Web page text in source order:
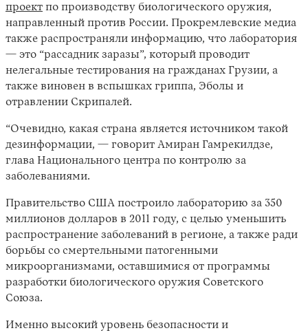
проект по производству биологического оружия,
направленный против России. Прокремлевские медиа
также распространяли информацию, что лаборатория
— это “рассадник заразы”, который проводит
нелегальные тестирования на гражданах Грузии, а
также виновен в вспышках гриппа, Эболы и
отравлении Скрипалей.
“Очевидно, какая страна является источником такой
дезинформации, — говорит Амиран Гамрекилдзе,
глава Национального центра по контролю за
заболеваниями.
Правительство США построило лабораторию за 350
миллионов долларов в 2011 году, с целью уменьшить
распространение заболеваний в регионе, а также ради
борьбы со смертельными патогенными
микроорганизмами, оставшимися от программы
разработки биологического оружия Советского
Союза.
Именно высокий уровень безопасности и